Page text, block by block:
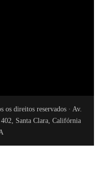
direitos reservados · Av.
Santa Clara, Califórnia